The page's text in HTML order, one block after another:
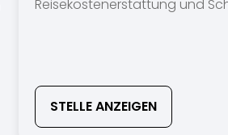
Reisekostenerstattung und
STELLE ANZEIGEN